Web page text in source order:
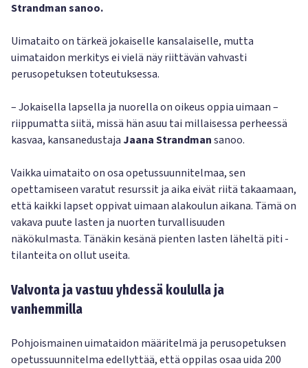
Strandman sanoo.
Uimataito on tärkeä jokaiselle kansalaiselle, mutta
uimataidon merkitys ei vielä näy riittävän vahvasti
perusopetuksen toteutuksessa.
– Jokaisella lapsella ja nuorella on oikeus oppia uimaan –
riippumatta siitä, missä hän asuu tai millaisessa perheessä
kasvaa, kansanedustaja Jaana Strandmansanoo.
Vaikka uimataito on osa opetussuunnitelmaa, sen
opettamiseen varatut resurssit ja aika eivät riitä takaamaan,
että kaikki lapset oppivat uimaan alakoulun aikana. Tämä on
vakava puute lasten ja nuorten turvallisuuden
näkökulmasta. Tänäkin kesänä pienten lasten läheltä piti -
tilanteita on ollut useita.
Valvonta ja vastuu yhdessä koululla ja
vanhemmilla
Pohjoismainen uimataidon määritelmä ja perusopetuksen
opetussuunnitelma edellyttää, että oppilas osaa uida 200